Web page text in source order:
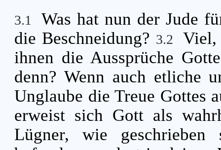
3.1
Was hat nun der Jude
die Beschneidung? 3.2
Viel,
ihnen die Aussprüche
denn? Wenn auch etliche
Unglaube die Treue Gottes
erweist sich Gott als
Lügner, wie